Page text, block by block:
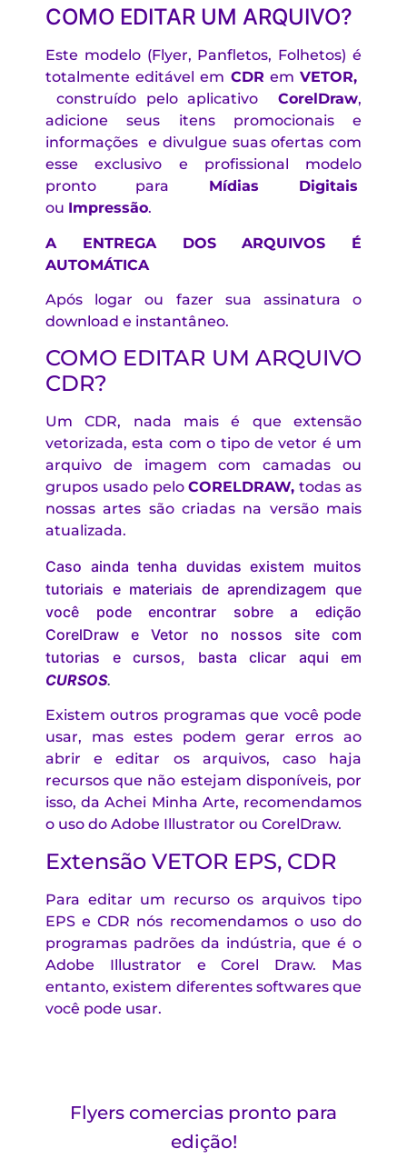
COMO EDITAR UM ARQUIVO?
Este modelo (Flyer, Panfletos, Folhetos) é
totalmente editável em CDR emVETOR,
construído pelo aplicativoCorelDraw,
adicione seus itens promocionais e
informações e divulgue suas ofertas com
esse exclusivo e profissional modelo
pronto para Mídias Digitais
ou Impressão.
A ENTREGA DOS ARQUIVOS É
AUTOMÁTICA
Após logar ou fazer sua assinatura o
download e instantâneo.
COMO EDITAR UM ARQUIVO
CDR?
Um CDR, nada mais é que extensão
vetorizada, esta com o tipo de vetor é um
arquivo de imagem com camadas ou
grupos usado peloCORELDRAW, todas as
nossas artes são criadas na versão mais
atualizada.
Caso ainda tenha duvidas existem muitos
tutoriais e materiais de aprendizagem que
você pode encontrar sobre a edição
CorelDraw e Vetor no nossos site com
tutorias e cursos, basta clicar aqui em
CURSOS.
Existem outros programas que você pode
usar, mas estes podem gerar erros ao
abrir e editar os arquivos, caso haja
recursos que não estejam disponíveis, por
isso, da Achei Minha Arte, recomendamos
o uso do Adobe Illustrator ou CorelDraw.
Extensão VETOR EPS, CDR
Para editar um recurso os arquivos tipo
EPS e CDR nós recomendamos o uso do
programas padrões da indústria, que é o
Adobe Illustrator e Corel Draw. Mas
entanto, existem diferentes softwares que
você pode usar.
Flyers comercias pronto para
edição!